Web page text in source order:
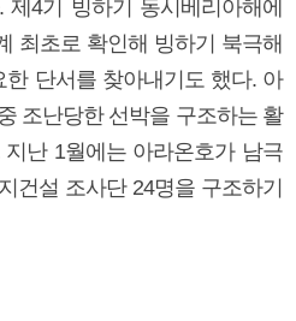
4기 빙하기 동시베리아해에
최초로 확인해 빙하기 북극해
단서를 찾아내기도 했다. 아
조난당한 선박을 구조하는 활
난 1월에는 아라온호가 남극
건설 조사단 24명을 구조하기